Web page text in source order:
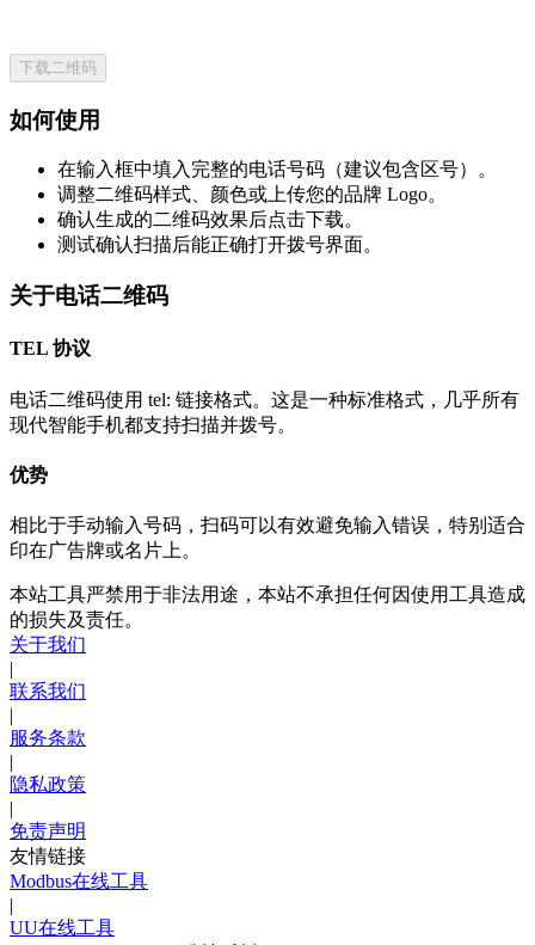
下载二维码
如何使用
在输入框中填入完整的电话号码（建议包含区号）。
调整二维码样式、颜色或上传您的品牌 Logo。
确认生成的二维码效果后点击下载。
测试确认扫描后能正确打开拨号界面。
关于电话二维码
TEL 协议
电话二维码使用 tel: 链接格式。这是一种标准格式，几乎所有
现代智能手机都支持扫描并拨号。
优势
相比于手动输入号码，扫码可以有效避免输入错误，特别适合
印在广告牌或名片上。
本站工具严禁用于非法用途，本站不承担任何因使用工具造成
的损失及责任。
关于我们
|
联系我们
|
服务条款
|
隐私政策
|
免责声明
友情链接
Modbus在线工具
|
UU在线工具